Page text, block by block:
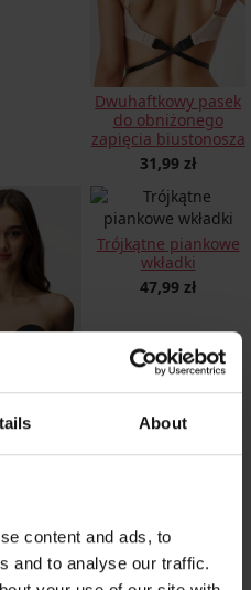
About
content and ads, to
and to analyse our traffic.
Dwuhaftkowy pasek
do obniżonego
zapięcia biustonosza
31,99 zł
U-
zł
Trójkątne piankowe
wkładki
47,99 zł